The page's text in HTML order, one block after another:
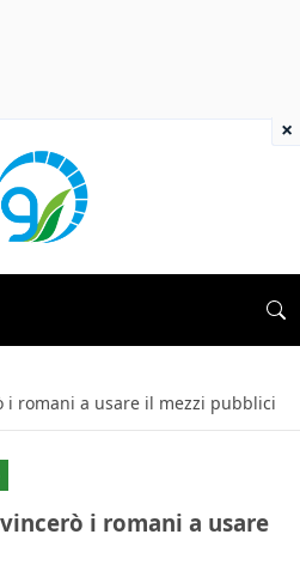
i romani a usare il mezzi pubblici
i romani a usare
×